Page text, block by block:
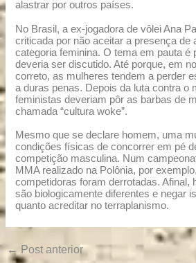
alastrar por outros países.
No Brasil, a ex-jogadora de vôlei Ana
criticada por não aceitar a presença de
categoria feminina. O tema em pauta é
deveria ser discutido. Até porque, em
correto, as mulheres tendem a perder
a duras penas. Depois da luta contra o
feministas deveriam pôr as barbas de
chamada “cultura woke”.
Mesmo que se declare homem, uma
condições físicas de concorrer em pé
competição masculina. Num
MMA realizado na Polônia, por
competidoras foram derrotadas. Afinal,
são biologicamente diferentes e negar
quanto acreditar no terraplanismo.
← Post anterior